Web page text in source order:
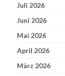
Juli 2026
Juni 2026
Mai 2026
April 2026
März 2026